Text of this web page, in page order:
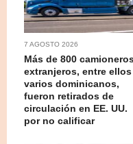
7 AGOSTO 2026
Más de 800
extranjeros, entre ellos
varios dominicanos,
fueron retirados de
circulación en EE. UU.
por no calificar